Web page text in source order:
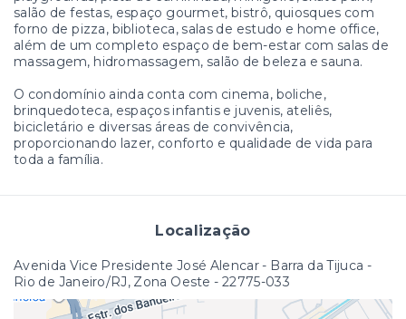
salão de festas, espaço gourmet, bistrô, quiosques com
forno de pizza, biblioteca, salas de estudo e home office,
além de um completo espaço de bem-estar com salas de
massagem, hidromassagem, salão de beleza e sauna.
O condomínio ainda conta com cinema, boliche,
brinquedoteca, espaços infantis e juvenis, ateliês,
bicicletário e diversas áreas de convivência,
proporcionando lazer, conforto e qualidade de vida para
toda a família.
Localização
Avenida Vice Presidente José Alencar - Barra da Tijuca -
Rio de Janeiro/RJ, Zona Oeste - 22775-033